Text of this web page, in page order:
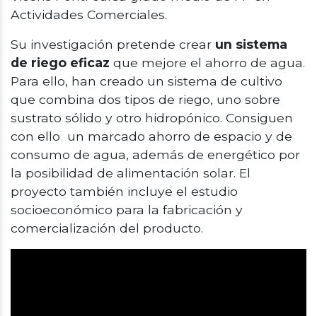
Actividades Comerciales.
Su investigación pretende crear un sistema
de riego eficaz que mejore el ahorro de agua.
Para ello, han creado un sistema de cultivo
que combina dos tipos de riego, uno sobre
sustrato sólido y otro hidropónico. Consiguen
con ello un marcado ahorro de espacio y de
consumo de agua, además de energético por
la posibilidad de alimentación solar. El
proyecto también incluye el estudio
socioeconómico para la fabricación y
comercialización del producto.